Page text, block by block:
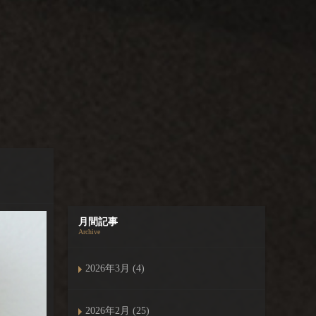
月間記事
Archive
2026年3月 (4)
2026年2月 (25)